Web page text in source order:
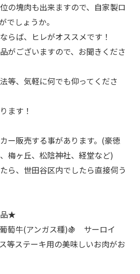
の塊肉も出来ますので、自家製ロ
でしょうか。
らば、ヒレがオススメです！
がございますので、お聞きくださ
等、気軽に何でも仰ってくださ
ます！
ー販売する事があります。(豪徳
梅ヶ丘、松陰神社、経堂など)
ら、世田谷区内でしたら直接伺う
★
萄牛(アンガス種)🍇 サーロイ
等ステーキ用の美味しいお肉がお